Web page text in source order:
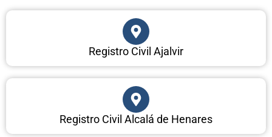
Registro Civil Ajalvir
Registro Civil Alcalá de Henares